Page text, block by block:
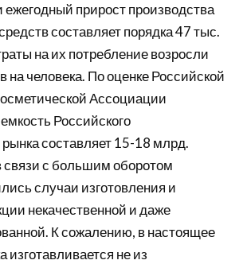
ежегодный прирост производства
составляет порядка 47 тыс.
на их потребление возросли
на человека. По оценке Российской
Ассоциации
Российского
рынка составляет 15-18 млрд.
связи с большим оборотом
случаи изготовления и
некачественной и даже
К сожалению, в настоящее
изготавливается не из